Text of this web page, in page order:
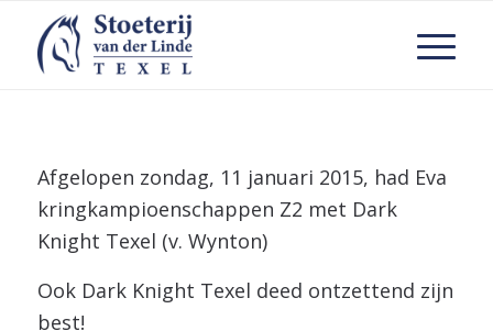
Afgelopen zondag, 11 januari 2015, had Eva
kringkampioenschappen Z2 met Dark
Knight Texel (v. Wynton)
Ook Dark Knight Texel deed ontzettend zijn
best!